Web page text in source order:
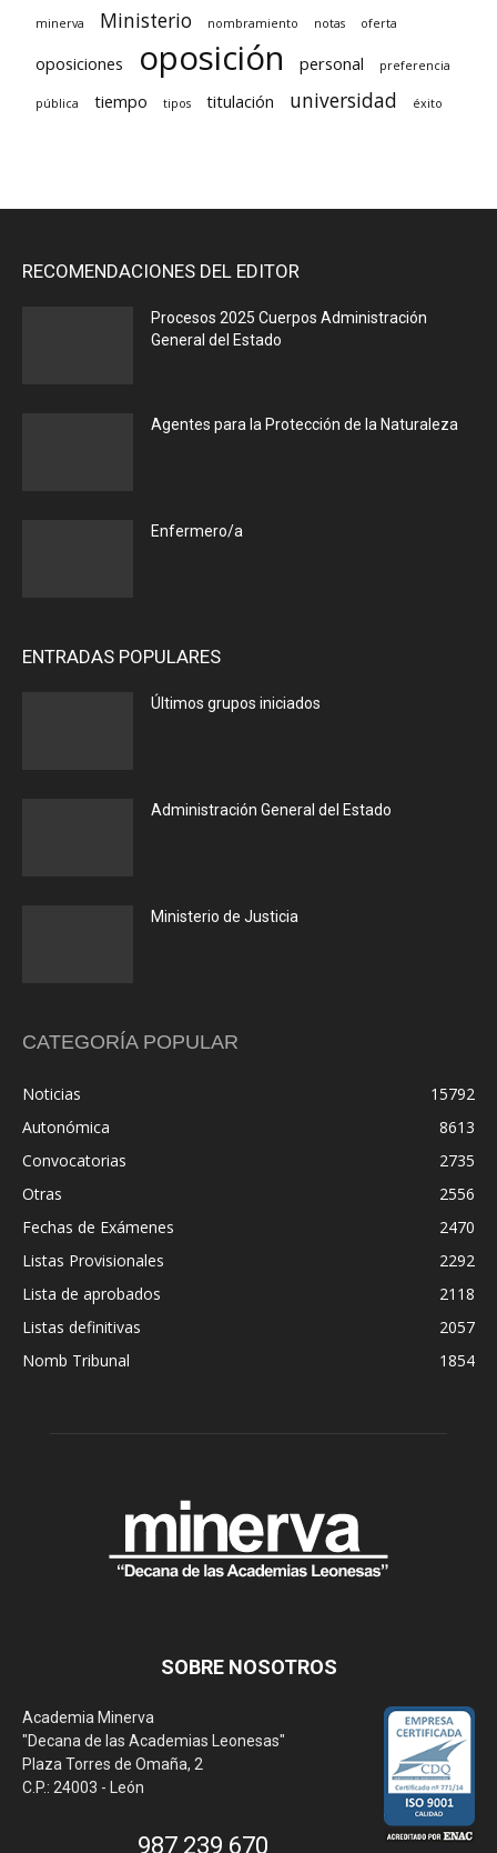
minerva Ministerio nombramiento notas oferta
oposiciones oposición personal preferencia
pública tiempo tipos titulación universidad éxito
RECOMENDACIONES DEL EDITOR
Procesos 2025 Cuerpos Administración
General del Estado
Agentes para la Protección de la Naturaleza
Enfermero/a
ENTRADAS POPULARES
Últimos grupos iniciados
Administración General del Estado
Ministerio de Justicia
CATEGORÍA POPULAR
Noticias
15792
Autonómica
8613
Convocatorias
2735
Otras
2556
Fechas de Exámenes
2470
Listas Provisionales
2292
Lista de aprobados
2118
Listas definitivas
2057
Nomb Tribunal
1854
SOBRE NOSOTROS
Academia Minerva
"Decana de las Academias Leonesas"
Plaza Torres de Omaña, 2
C.P.: 24003 - León
987 239 670